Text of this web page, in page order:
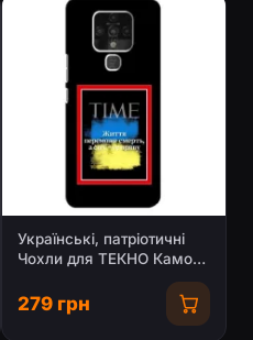
Українські, патріотичні
Чохли для ТЕКНО Камон
279 грн